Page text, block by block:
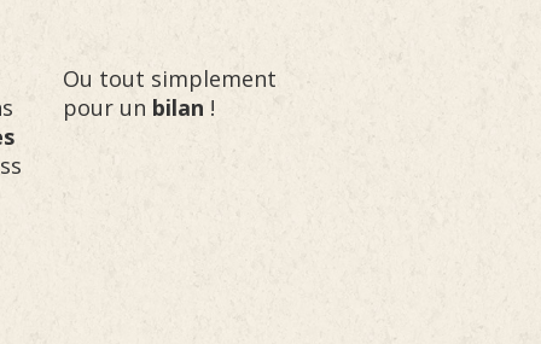
Ou tout simplement
pour un bilan !